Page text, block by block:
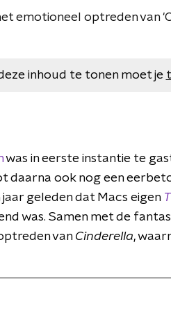
emotioneel optreden van
inhoud te tonen moet je
was in eerste instantie te
daarna ook nog een
jaar geleden dat Macs eigen
was. Samen met de
van Cinderella,